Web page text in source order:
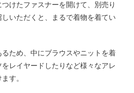
けたファスナーを開けて、別売り
いただくと、まるで着物を着てい
ため、中にブラウスやニットを着
レイヤードしたりなど様々なアレ
す。